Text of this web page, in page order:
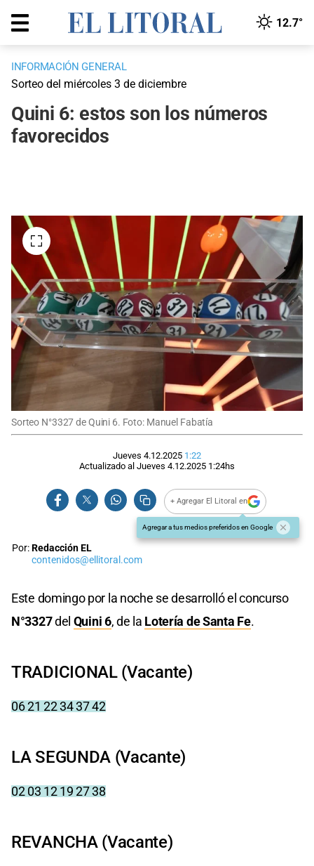
12.7°
INFORMACIÓN GENERAL
Sorteo del miércoles 3 de diciembre
Quini 6: estos son los números
favorecidos
Sorteo N°3327 de Quini 6. Foto: Manuel Fabatía
Jueves 4.12.2025 1:22
Actualizado al Jueves 4.12.2025 1:24hs
+ Agregar El Litoral en
Agregar a tus medios preferidos en Google
Por:Redacción EL
contenidos@ellitoral.com
Este domingo por la noche se desarrolló el concurso
N°3327del Quini 6, de la Lotería de Santa Fe.
TRADICIONAL (Vacante)
06 21 22 34 37 42
LA SEGUNDA (Vacante)
02 03 12 19 27 38
REVANCHA (Vacante)